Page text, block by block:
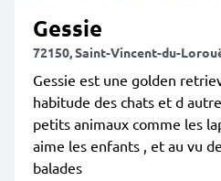
Gessie
72150, Saint-Vincent-du-
Gessie est une golden
habitude des chats et d
petits animaux comme les
aime les enfants , et au vu
balades